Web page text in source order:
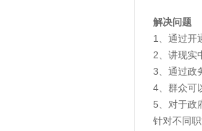
解决问题
1、通过开
2、讲现实
3、通过政
4、群众可
5、对于政
针对不同